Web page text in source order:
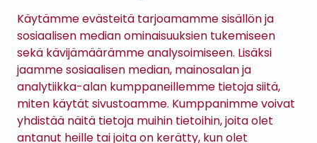
Käytämme evästeitä tarjoamamme sisällön ja
sosiaalisen median ominaisuuksien tukemiseen
sekä kävijämäärämme analysoimiseen. Lisäksi
jaamme sosiaalisen median, mainosalan ja
analytiikka-alan kumppaneillemme tietoja siitä,
miten käytät sivustoamme. Kumppanimme voivat
yhdistää näitä tietoja muihin tietoihin, joita olet
antanut heille tai joita on kerätty, kun olet
Sopimusehdot
Tietosuojaseloste
Maksutavat